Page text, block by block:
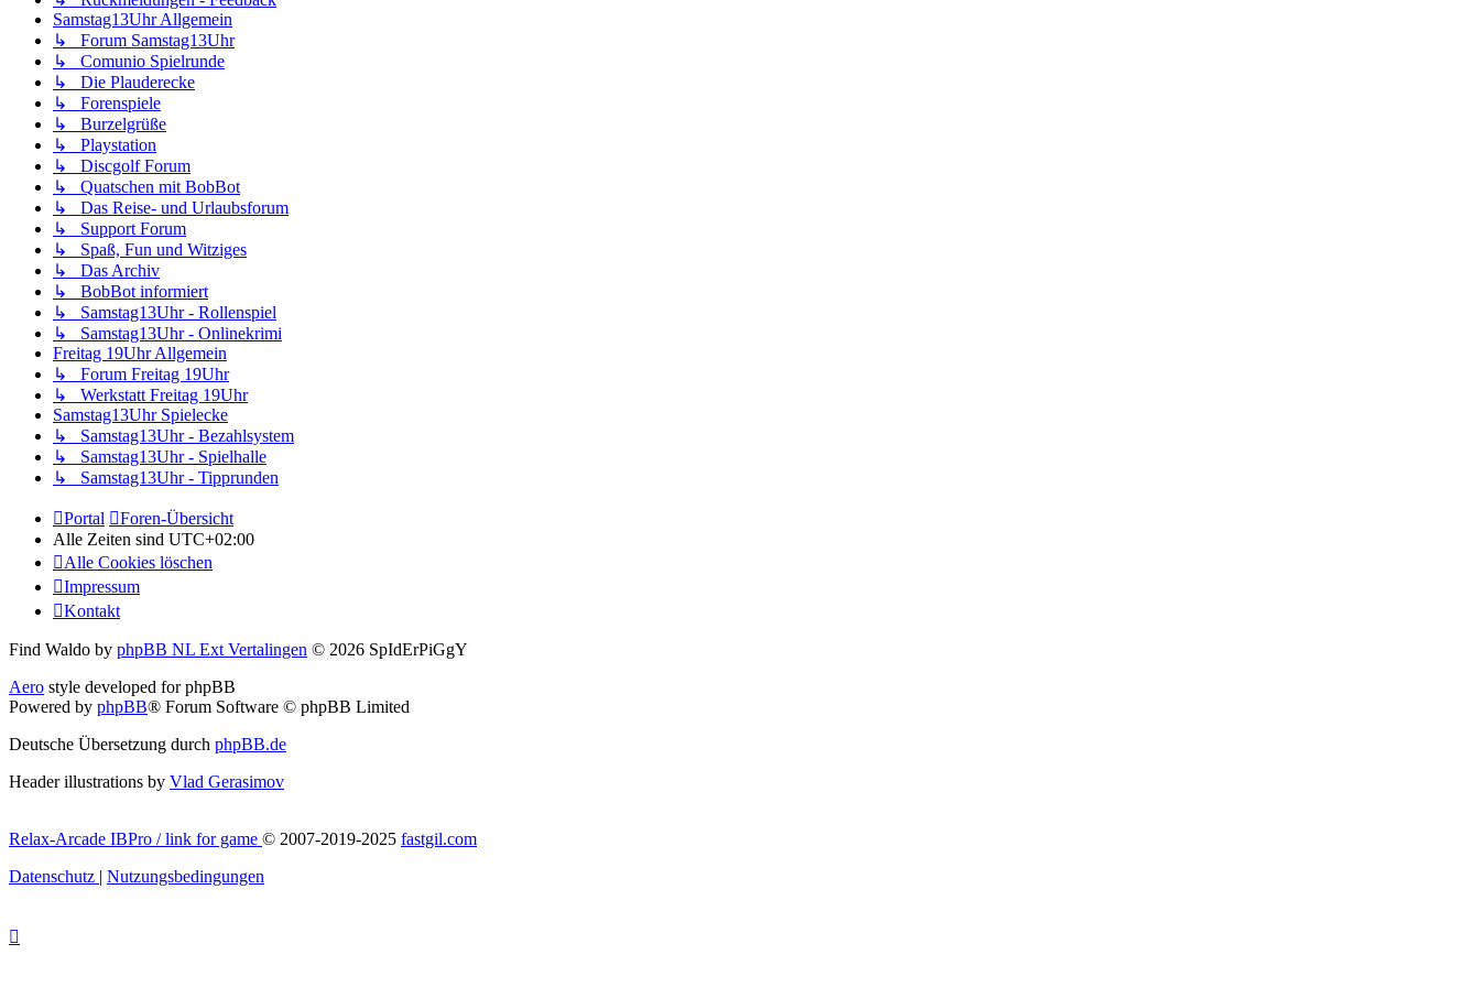
Samstag13Uhr Allgemein
↳ Forum Samstag13Uhr
↳ Comunio Spielrunde
↳ Die Plauderecke
↳ Forenspiele
↳ Burzelgrüße
↳ Playstation
↳ Discgolf Forum
↳ Quatschen mit BobBot
↳ Das Reise- und Urlaubsforum
↳ Support Forum
↳ Spaß, Fun und Witziges
↳ Das Archiv
↳ BobBot informiert
↳ Samstag13Uhr - Rollenspiel
↳ Samstag13Uhr - Onlinekrimi
Freitag 19Uhr Allgemein
↳ Forum Freitag 19Uhr
↳ Werkstatt Freitag 19Uhr
Samstag13Uhr Spielecke
↳ Samstag13Uhr - Bezahlsystem
↳ Samstag13Uhr - Spielhalle
↳ Samstag13Uhr - Tipprunden
Portal
Foren-Übersicht
Alle Zeiten sind UTC+02:00
Alle Cookies löschen
Impressum
Kontakt
Find Waldo by phpBB NL Ext Vertalingen © 2026 SpIdErPiGgY
Aero style developed for phpBB
Powered by phpBB® Forum Software © phpBB Limited
Deutsche Übersetzung durch phpBB.de
Header illustrations by Vlad Gerasimov
Relax-Arcade IBPro / link for game © 2007-2019-2025 fastgil.com
Datenschutz | Nutzungsbedingungen